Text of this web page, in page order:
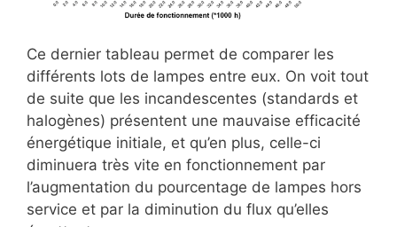
Ce dernier tableau permet de comparer les
différents lots de lampes entre eux. On voit tout
de suite que les incandescentes (standards et
halogènes) présentent une mauvaise efficacité
énergétique initiale, et qu’en plus, celle-ci
diminuera très vite en fonctionnement par
l’augmentation du pourcentage de lampes hors
service et par la diminution du flux qu’elles